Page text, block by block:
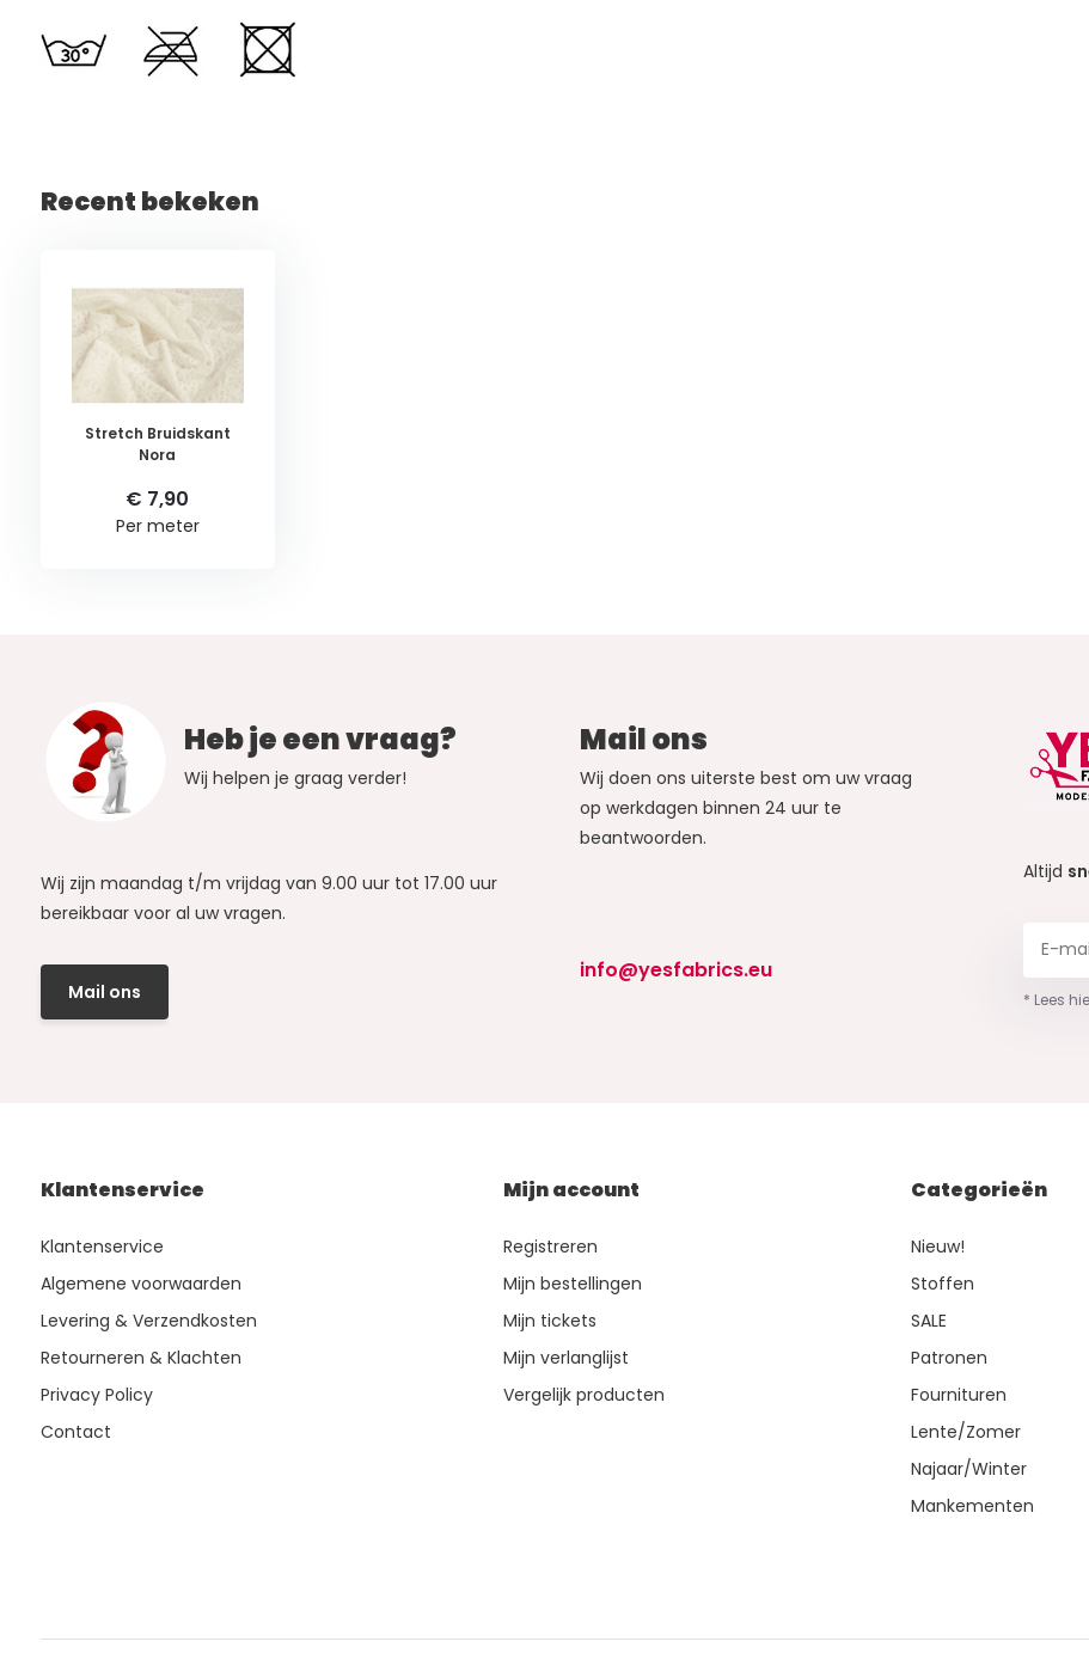
Recent bekeken
Stretch Bruidskant
Nora
€ 7,90
Per meter
Heb je een vraag?
Wij helpen je graag verder!
Wij zijn maandag t/m vrijdag van 9.00 uur tot 17.00 uur
bereikbaar voor al uw vragen.
Mail ons
Mail ons
Wij doen ons uiterste best om uw vraag
op werkdagen binnen 24 uur te
beantwoorden.
info@yesfabrics.eu
Altijd
* Lees
Klantenservice
Klantenservice
Algemene voorwaarden
Levering & Verzendkosten
Retourneren & Klachten
Privacy Policy
Contact
Mijn account
Registreren
Mijn bestellingen
Mijn tickets
Mijn verlanglijst
Vergelijk producten
Categorieën
Nieuw!
Stoffen
SALE
Patronen
Fournituren
Lente/Zomer
Najaar/Winter
Mankementen